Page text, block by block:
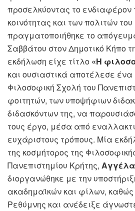
προσελκύοντας το ενδιαφέρον
κοινότητας και των πολιτών
πραγματοποιήθηκε το
Σαββάτου στον Δημοτικό Κήπο
εκδήλωση είχε τίτλο «Η
και ουσιαστικά αποτέλεσε ένα
Φιλοσοφική Σχολή του
φοιτητών, των υποψήφιων
διδασκόντων της, να
τους έργο, μέσα από
ευχάριστους τρόπους. Μία
της κοσμήτορος της
Πανεπιστημίου Κρήτης,
διοργανώθηκε με την
ακαδημαϊκών και φίλων, καθώς
Ρεθύμνης και ανέδειξε